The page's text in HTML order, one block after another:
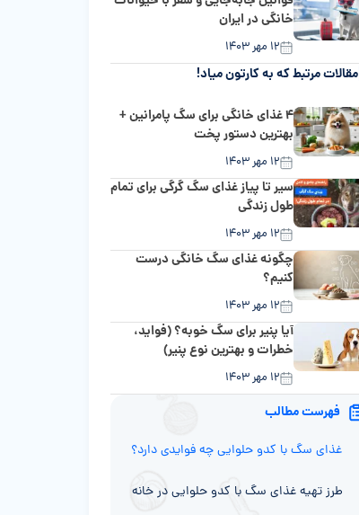
خانگی در ایران
۱۲ مهر ۱۴۰۳
مقالات مرتبط که به کارتون میاد!
۴ غذای خانگی برای سگ پامرانین +
بهترین دستور پخت‌
۱۲ مهر ۱۴۰۳
سیر تا پیاز غذای سگ گرگی برای تمام
طول زندگی
۱۲ مهر ۱۴۰۳
چگونه غذای سگ خانگی درست
کنیم؟
۱۲ مهر ۱۴۰۳
آیا پنیر برای سگ خوبه؟ (فواید،
خطرات و بهترین نوع پنیر)
۱۲ مهر ۱۴۰۳
فهرست مطالب
غذای سگ با کدو حلوایی چه فوایدی دارد؟
طرز تهیه غذای سگ با کدو حلوایی در خانه